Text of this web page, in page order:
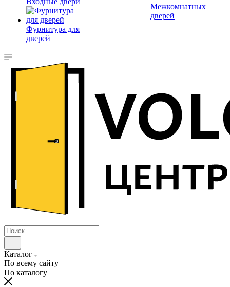
Фурнитура для
дверей
Межкомнатных
дверей
Каталог
По всему сайту
По каталогу